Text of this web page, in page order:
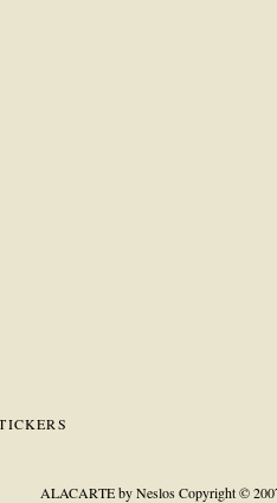
ALACARTE by NeslosCopyright ©